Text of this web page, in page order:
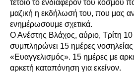
τέτοιο το ενδιάφερον του κόσμου
μαζική η εκδήλωσή του, που μας
ενημέρωσουμε σχετικά.
Ο Ανέστης Βλάχος, αύριο, Τρίτη
συμπληρώνει 15 ημέρες
«Ευαγγελισμός». 15 ημέρες με
αρκετή καταπόνηση για εκείνον.